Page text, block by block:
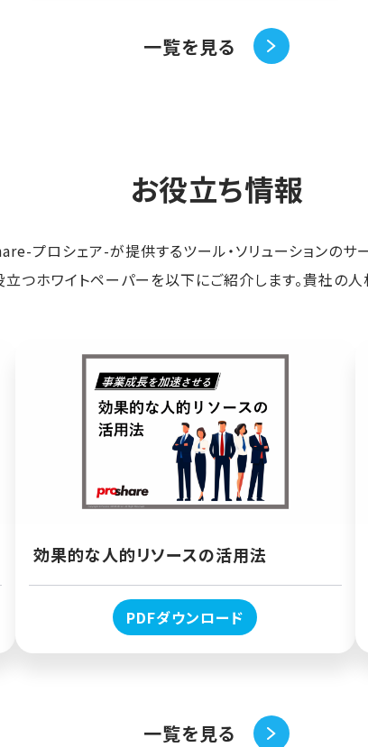
一覧を見る
お役立ち情報
プロシェア-が提供するツール・ソリューションのサ
つホワイトペーパーを以下にご紹介します。貴社の
効果的な人的リソースの活用法
PDFダウンロード
一覧を見る